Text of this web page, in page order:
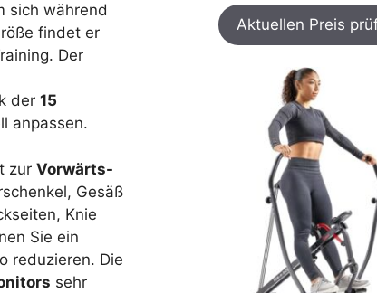
sich während
findet er
Der
der 15
anpassen.
zur Vorwärts-
Gesäß
Knie
Sie ein
reduzieren. Die
sehr
Aktuellen Preis